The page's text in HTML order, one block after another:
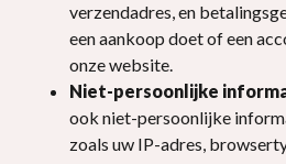
verzendadres, en
een aankoop doet of een
onze website.
Niet-persoonlijke
ook niet-persoonlijke
zoals uw IP-adres,